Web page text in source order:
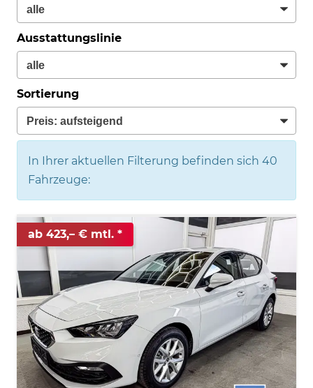
Ausstattungslinie
Sortierung
In Ihrer aktuellen Filterung befinden sich 40
Fahrzeuge:
ab 423,– € mtl.